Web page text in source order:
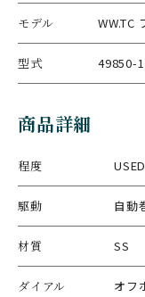
モデル WW.TC
型式 49850-
商品詳細
程度 USED
駆動 自動
材質 SS
ダイアル オフ